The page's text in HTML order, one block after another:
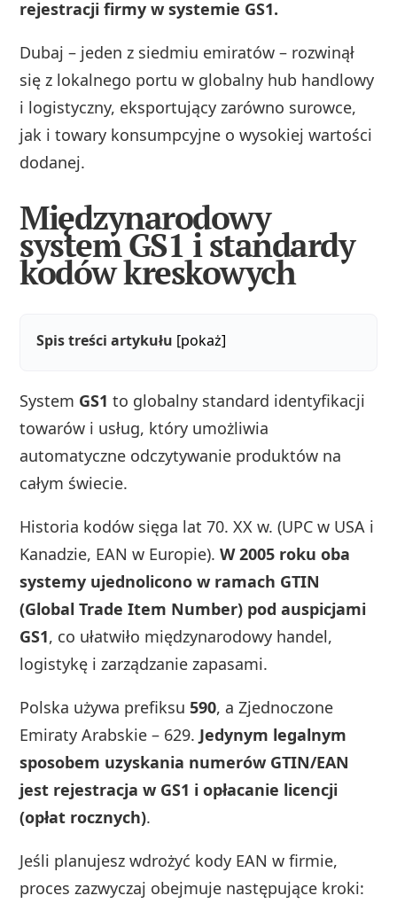
rejestracji firmy w systemie GS1.
Dubaj – jeden z siedmiu emiratów – rozwinął
się z lokalnego portu w globalny hub handlowy
i logistyczny, eksportujący zarówno surowce,
jak i towary konsumpcyjne o wysokiej wartości
dodanej.
Międzynarodowy
system GS1 i standardy
kodów kreskowych
Spis treści artykułu [pokaż]
System GS1 to globalny standard identyfikacji
towarów i usług, który umożliwia
automatyczne odczytywanie produktów na
całym świecie.
Historia kodów sięga lat 70. XX w. (UPC w USA i
Kanadzie, EAN w Europie).W 2005 roku oba
systemy ujednolicono w ramach GTIN
(Global Trade Item Number) pod auspicjami
GS1, co ułatwiło międzynarodowy handel,
logistykę i zarządzanie zapasami.
Polska używa prefiksu590, a Zjednoczone
Emiraty Arabskie – 629. Jedynym legalnym
sposobem uzyskania numerów GTIN/EAN
jest rejestracja w GS1 i opłacanie licencji
(opłat rocznych).
Jeśli planujesz wdrożyć kody EAN w firmie,
proces zazwyczaj obejmuje następujące kroki: